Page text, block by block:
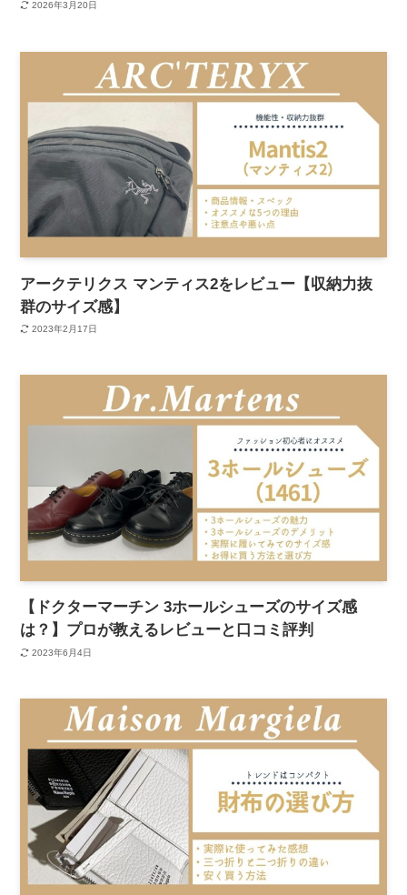
2026年3月20日
アークテリクス マンティス2をレビュー【収納力抜
群のサイズ感】
2023年2月17日
【ドクターマーチン 3ホールシューズのサイズ感
は？】プロが教えるレビューと口コミ評判
2023年6月4日